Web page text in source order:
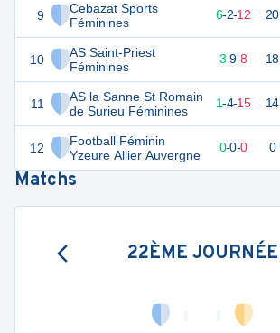
9
Cebazat Sports
Féminines
10
AS Saint-Priest
Féminines
11
AS la Sanne St Romain
de Surieu Féminines
12
Football Féminin
Yzeure Allier Auvergne
6-2-12 20
3-9-8 18
7 20 1-4-15 14
-3 0-0-0 0
Matchs
22ÈME JOURNÉE